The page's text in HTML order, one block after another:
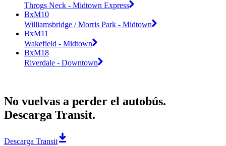
Throgs Neck - Midtown Express
BxM10
Williamsbridge / Morris Park - Midtown
BxM11
Wakefield - Midtown
BxM18
Riverdale - Downtown
No vuelvas a perder el autobús.
Descarga Transit.
Descarga Transit